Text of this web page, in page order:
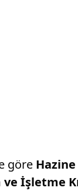
göre Hazine
ve İşletme